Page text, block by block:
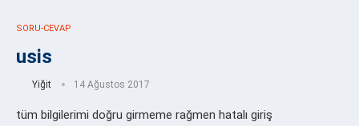
SORU-CEVAP
usis
Yiğit 14 Ağustos 2017
tüm bilgilerimi doğru girmeme rağmen hatalı giriş